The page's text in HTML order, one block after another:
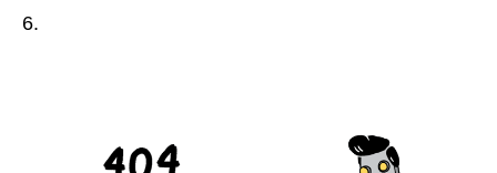
6.